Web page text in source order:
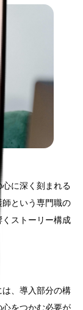
に深く刻まれる
という専門職の
ストーリー構成
、導入部分の構
をつかむ必要が